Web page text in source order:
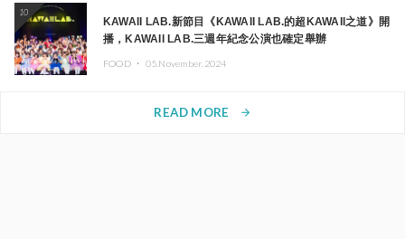
10
KAWAII LAB.新節目《KAWAII LAB.的超KAWAII之道》開
播，KAWAII LAB.三週年紀念公演也確定舉辦
FOOD ・ 05.November.2024
READ MORE arrow_forward